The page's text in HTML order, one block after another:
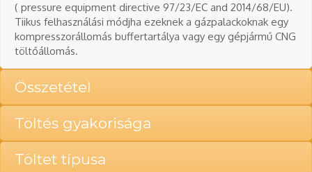
( pressure equipment directive 97/23/EC and 2014/68/EU).
Tiikus felhasználási módjha ezeknek a gázpalackoknak egy
kompresszorállomás buffertartálya vagy egy gépjármű CNG
töltőállomás.
Összetétel
Töltés gyakorisága
Töltet típusa